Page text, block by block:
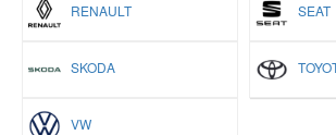
RENAULT SEAT
SKODA
VW
Volvo Ersatzteile